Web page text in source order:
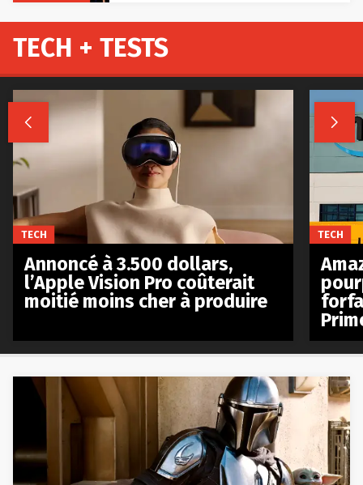
TECH + TESTS
 
TECH
Annoncé à 3.500 dollars,
l’Apple Vision Pro coûterait
moitié moins cher à produire
TECH